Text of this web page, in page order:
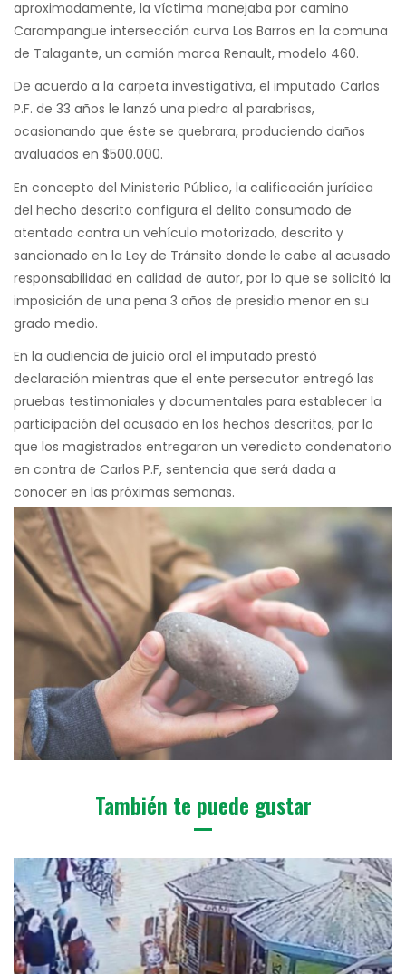
aproximadamente, la víctima manejaba por camino
Carampangue intersección curva Los Barros en la comuna
de Talagante, un camión marca Renault, modelo 460.
De acuerdo a la carpeta investigativa, el imputado Carlos
P.F. de 33 años le lanzó una piedra al parabrisas,
ocasionando que éste se quebrara, produciendo daños
avaluados en $500.000.
En concepto del Ministerio Público, la calificación jurídica
del hecho descrito configura el delito consumado de
atentado contra un vehículo motorizado, descrito y
sancionado en la Ley de Tránsito donde le cabe al acusado
responsabilidad en calidad de autor, por lo que se solicitó la
imposición de una pena 3 años de presidio menor en su
grado medio.
En la audiencia de juicio oral el imputado prestó
declaración mientras que el ente persecutor entregó las
pruebas testimoniales y documentales para establecer la
participación del acusado en los hechos descritos, por lo
que los magistrados entregaron un veredicto condenatorio
en contra de Carlos P.F, sentencia que será dada a
conocer en las próximas semanas.
También te puede gustar